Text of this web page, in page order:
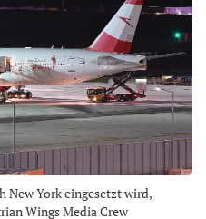
New York eingesetzt wird,
Wings Media Crew